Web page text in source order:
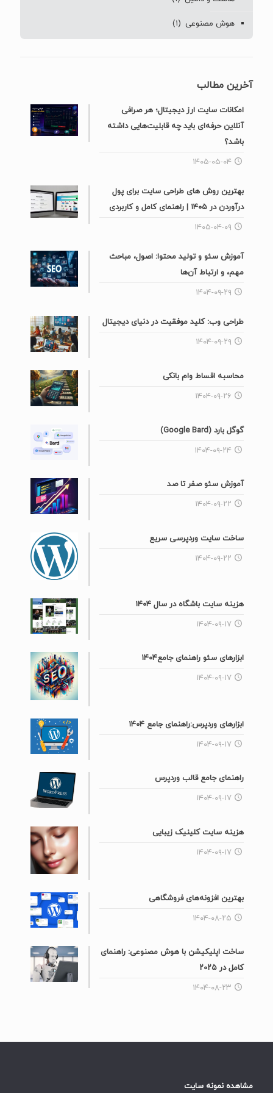
هوش مصنوعی (۱)
آخرین مطالب
امکانات سایت ارز دیجیتال؛ هر صرافی
آنلاین حرفه‌ای باید چه قابلیت‌هایی داشته
باشد؟
۱۴۰۵-۰۵-۰۴
بهترین روش های طراحی سایت برای پول
درآوردن در ۱۴۰۵ | راهنمای کامل و کاربردی
۱۴۰۵-۰۴-۰۹
آموزش سئو و تولید محتوا: اصول، مباحث
مهم، و ارتباط آن‌ها
۱۴۰۴-۰۹-۲۹
طراحی وب: کلید موفقیت در دنیای دیجیتال
۱۴۰۴-۰۹-۲۹
محاسبه اقساط وام بانکی
۱۴۰۴-۰۹-۲۶
گوگل بارد (Google Bard)
۱۴۰۴-۰۹-۲۴
آموزش سئو صفر تا صد
۱۴۰۴-۰۹-۲۲
ساخت سایت وردپرسی سریع
۱۴۰۴-۰۹-۲۲
هزینه سایت باشگاه در سال ۱۴۰۴
۱۴۰۴-۰۹-۱۷
ابزارهای سئو راهنمای جامع۱۴۰۴
۱۴۰۴-۰۹-۱۷
ابزارهای وردپرس:راهنمای جامع ۱۴۰۴
۱۴۰۴-۰۹-۱۷
راهنمای جامع قالب وردپرس
۱۴۰۴-۰۹-۱۷
هزینه سایت کلینیک زیبایی
۱۴۰۴-۰۹-۱۷
بهترین افزونه‌های فروشگاهی
۱۴۰۴-۰۸-۲۵
ساخت اپلیکیشن با هوش مصنوعی: راهنمای
کامل در ۲۰۲۵
۱۴۰۴-۰۸-۲۳
مشاهده نمونه سایت